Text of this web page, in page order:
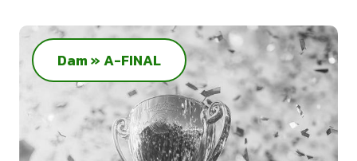
Dam » A-FINAL